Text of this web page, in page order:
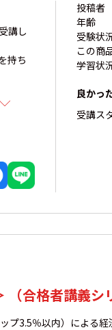
講し
持ち
投稿者
年齢
受験状
この商
学習状
良かっ
受講ス
合格者講義シ
プ3.5％以内）による経